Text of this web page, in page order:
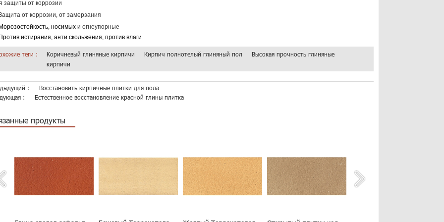
защиты от коррозии
от коррозии, от замерзания
носимых и огнеупорные
истирания, анти скольжения, против влаги
теги : Коричневый глиняные кирпичи Кирпич полнотелый глиняный пол
Высокая прочность глиняные
кирпичи
:
Восстановить кирпичные плитки для пола
:
Естественное восстановление красной глины плитка
продукты